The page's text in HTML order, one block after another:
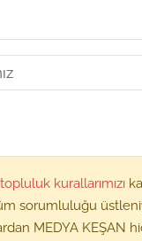
topluluk kurallarımızı
sorumluluğu
MEDYA KEŞAN